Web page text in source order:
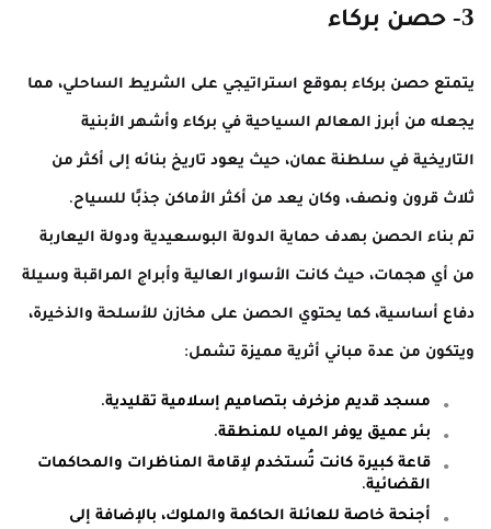
3- حصن بركاء
يتمتع حصن بركاء بموقع استراتيجي على الشريط الساحلي، مما
يجعله من أبرز المعالم السياحية في بركاء وأشهر الأبنية
التاريخية في سلطنة عمان، حيث يعود تاريخ بنائه إلى أكثر من
ثلاث قرون ونصف، وكان يعد من أكثر الأماكن جذبًا للسياح.
تم بناء الحصن بهدف حماية الدولة البوسعيدية ودولة اليعاربة
من أي هجمات، حيث كانت الأسوار العالية وأبراج المراقبة وسيلة
دفاع أساسية، كما يحتوي الحصن على مخازن للأسلحة والذخيرة،
ويتكون من عدة مباني أثرية مميزة تشمل:
مسجد قديم مزخرف بتصاميم إسلامية تقليدية.
بئر عميق يوفر المياه للمنطقة.
قاعة كبيرة كانت تُستخدم لإقامة المناظرات والمحاكمات
القضائية.
أجنحة خاصة للعائلة الحاكمة والملوك، بالإضافة إلى